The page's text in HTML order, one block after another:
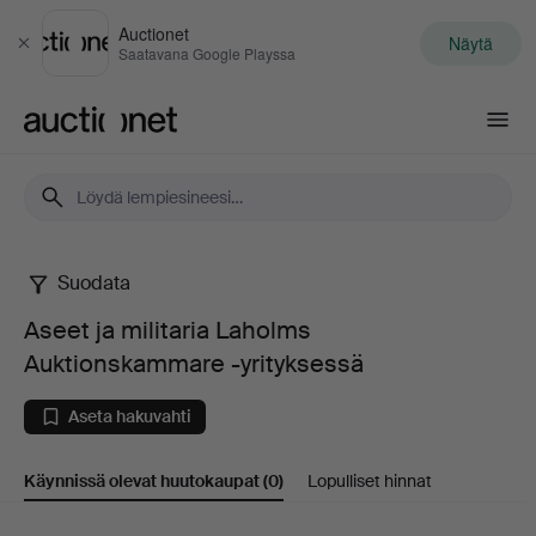
Sulje
Auctionet
Saatavana Google Playssa Näytä
Aseet
ja
militaria
Laholms
Suodata
Aseet ja militaria Laholms
Auktionskammare -yrityksessä
Aseta hakuvahti
Käynnissä olevat huutokaupat(0) Lopulliset hinnat